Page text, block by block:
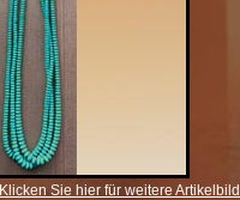
Klicken Sie hier für weitere